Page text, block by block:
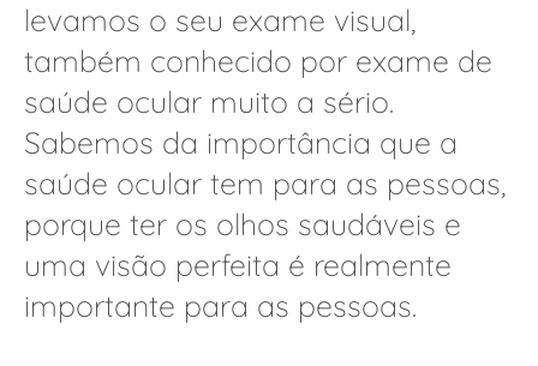
levamos o seu exame visual,
também conhecido por exame de
saúde ocular muito a sério.
Sabemos da importância que a
saúde ocular tem para as pessoas,
porque ter os olhos saudáveis e
uma visão perfeita é realmente
importante para as pessoas.